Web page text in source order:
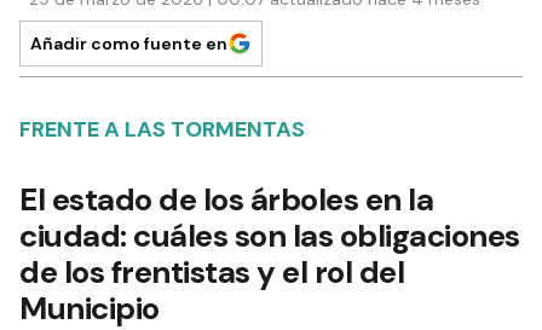
Añadir como fuente en
FRENTE A LAS TORMENTAS
El estado de los árboles en la
ciudad: cuáles son las obligaciones
de los frentistas y el rol del
Municipio